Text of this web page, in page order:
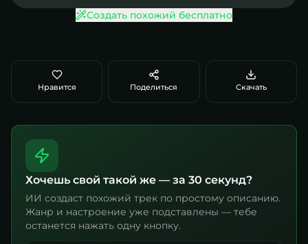
Создать похожий бесплатно
Нравится Поделиться Скачать
Хочешь свой такой же — за 30 секунд?
ИИ создаст похожий трек по простому описанию.
Жанр и настроение уже подставлены — тебе
останется нажать одну кнопку.